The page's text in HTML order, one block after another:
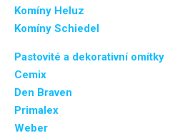
Komíny Heluz
Komíny Schiedel
Pastovité a dekorativní omítky
Cemix
Den Braven
Primalex
Weber